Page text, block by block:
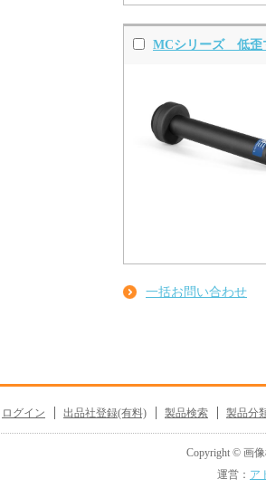
MCシリーズ 低歪
一括お問い合わせ
ログイン 出品社登録(有料) 製品検索 製品分
Copyright © 画像
運営： ア